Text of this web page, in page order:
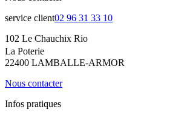
service client02 96 31 33 10
102 Le Chauchix Rio
La Poterie
22400 LAMBALLE-ARMOR
Nous contacter
Infos pratiques